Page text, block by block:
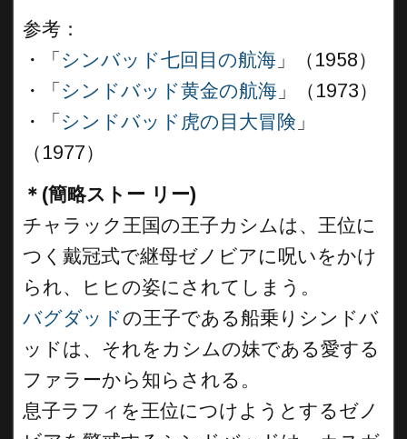
参考：
・「 シンバッド七回目の航海 」（1958）
・「 シンドバッド黄金の航海 」（1973）
・「 シンドバッド虎の目大冒険 」
（1977）
＊(簡略ストー リー)
チャラック王国の王子カシムは、王位に
つく戴冠式で継母ゼノビアに呪いをかけ
られ、ヒヒの姿にされてしまう。
バグダッドの王子である船乗りシンドバ
ッドは、それをカシムの妹である愛する
ファラーから知らされる。
息子ラフィを王位につけようとするゼノ